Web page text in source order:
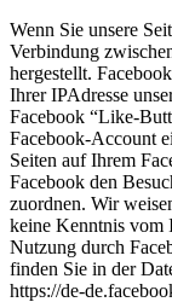
Wenn Sie unsere
Verbindung
hergestellt.
Ihrer IPAdresse
Facebook “Like-
Facebook-Account
Seiten auf Ihrem
Facebook den
zuordnen. Wir
keine Kenntnis vom
Nutzung durch
finden Sie in der
https://de-